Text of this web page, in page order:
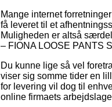
Mange internet
få leveret til et
Muligheden er altså
– FIONA LOOSE PANTS
Du kunne lige så vel
viser sig somme tider en
for levering vil dog til
online firmaets